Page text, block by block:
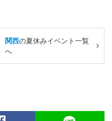
関西の夏休みイベント一覧
へ